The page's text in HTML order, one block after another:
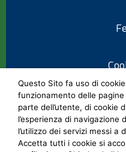
Questo Sito fa uso di
funzionamento delle
parte dell’utente, di cookie
l’esperienza di
l’utilizzo dei servizi messi a
Accetta tutti i cookie si